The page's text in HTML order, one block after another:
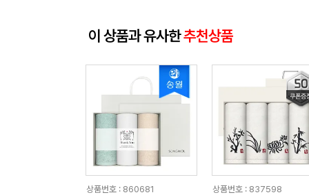
이 상품과 유사한추천상품
상품번호 : 860681
상품번호 : 837598